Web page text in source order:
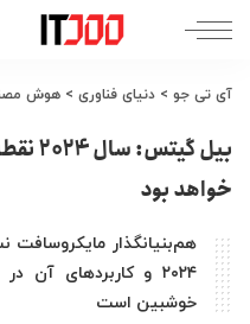
آی تی جو > دنیای فناوری > هوش
بیل
خواهد بود
هم‌بنیانگذار
۲۰۲۴ و کاربردهای
خوشبین است